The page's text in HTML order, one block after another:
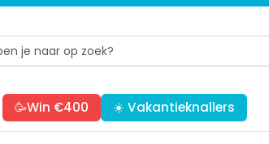
🥳Win €400 ☀️ Vakantieknallers